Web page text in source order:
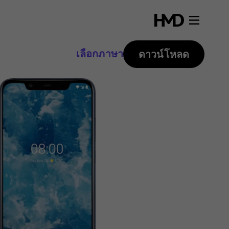
เลือกภาษา ดาวน์โหลด